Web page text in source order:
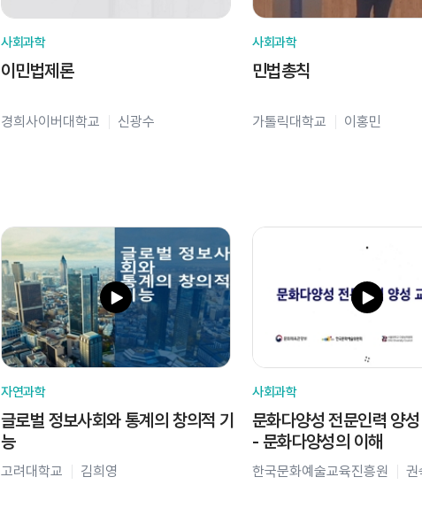
사회과학
이민법제론
경희사이버대학교 신광수
사회과학
민법총칙
가톨릭대학교 이홍민
자연과학
글로벌 정보사회와 통계의 창의적 기
능
고려대학교 김희영
사회과학
문화다양성 전문인력 양
- 문화다양성의 이해
한국문화예술교육진흥원 권